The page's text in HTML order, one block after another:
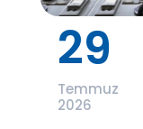
29
Temmuz
2026